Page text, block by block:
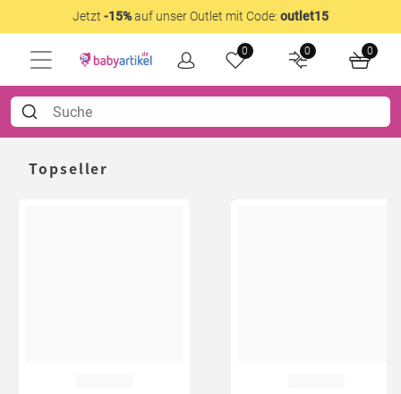
Jetzt -15%auf unser Outlet mit Code: outlet15
0 0 0
Topseller